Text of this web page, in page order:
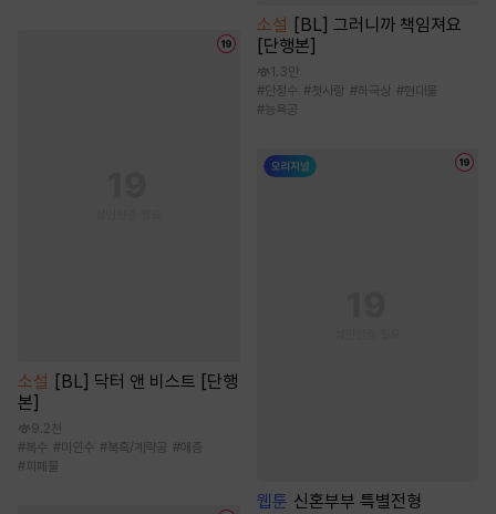
소설
[BL] 닥터 앤 비스트 [단행
본]
9.2천
#복수 #미인수 #복흑/계략공 #애증
#피폐물
소설
[BL] 그러니까 책임져요
[단행본]
1.3만
#단정수 #첫사랑 #하극상 #현대물
#능욕공
웹툰 신혼부부 특별전형